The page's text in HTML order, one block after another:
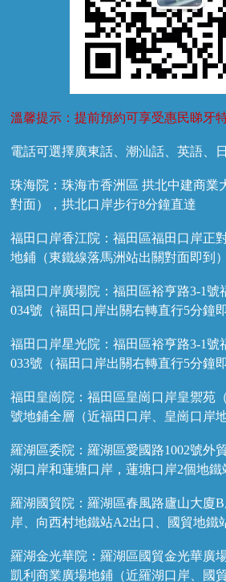
溫馨提示：提前預約可享受惠民睇牙
電話可選擇廣東話、潮汕話、英語、
珠海院：珠海市香洲區 拱北中建商業
對面），拱北口岸步行8分鐘直達
福田口岸香江院：福田區福田口岸正
地鋪（東鐵線落馬洲站出關對面即到）
福田口岸廣場院：福田區裕亨路3-1號
034號（福田口岸出關右轉直行5分鐘即
福田口岸星光院：福田區裕亨路3-1號
033號（福田口岸出關右轉直行5分鐘即
福田皇崗院：福田區皇崗口岸皇禦苑
號地鋪全層（近福田口岸、皇崗口岸
羅湖區委院：羅湖區愛國路1002號外
湖口岸和蓮塘口岸，蓮塘口岸2個地鐵
羅湖國貿院：羅湖區春風路廬山大廈
岸、向西村地鐵站A2出口、國貿地鐵
羅湖金光華院：羅湖區國貿金光華廣
凱利商業廣場地鋪（近羅湖口岸、國